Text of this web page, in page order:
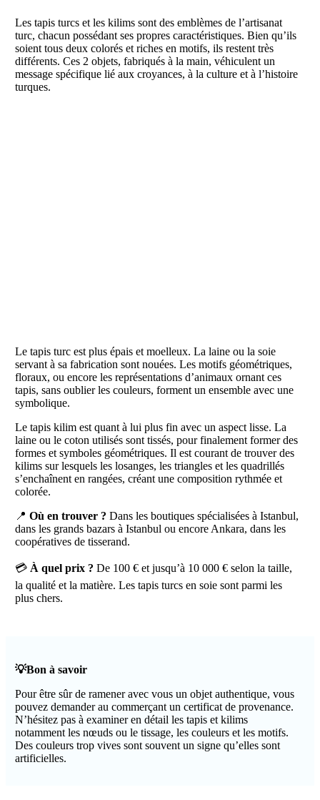
Les tapis turcs et les kilims sont des emblèmes de l’artisanat
turc, chacun possédant ses propres caractéristiques. Bien qu’ils
soient tous deux colorés et riches en motifs, ils restent très
différents. Ces 2 objets, fabriqués à la main, véhiculent un
message spécifique lié aux croyances, à la culture et à l’histoire
turques.
Le tapis turc est plus épais et moelleux. La laine ou la soie
servant à sa fabrication sont nouées. Les motifs géométriques,
floraux, ou encore les représentations d’animaux ornant ces
tapis, sans oublier les couleurs, forment un ensemble avec une
symbolique.
Le tapis kilim est quant à lui plus fin avec un aspect lisse. La
laine ou le coton utilisés sont tissés, pour finalement former des
formes et symboles géométriques. Il est courant de trouver des
kilims sur lesquels les losanges, les triangles et les quadrillés
s’enchaînent en rangées, créant une composition rythmée et
colorée.
📍 Où en trouver ? Dans les boutiques spécialisées à Istanbul,
dans les grands bazars à Istanbul ou encore Ankara, dans les
coopératives de tisserand.
💳 À quel prix ? De 100 € et jusqu’à 10 000 € selon la taille,
la qualité et la matière. Les tapis turcs en soie sont parmi les
plus chers.
💡Bon à savoir
Pour être sûr de ramener avec vous un objet authentique, vous
pouvez demander au commerçant un certificat de provenance.
N’hésitez pas à examiner en détail les tapis et kilims
notamment les nœuds ou le tissage, les couleurs et les motifs.
Des couleurs trop vives sont souvent un signe qu’elles sont
artificielles.